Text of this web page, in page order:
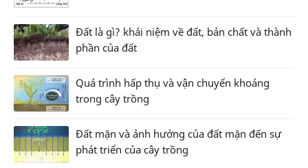
Đất là gì? khái niệm về đất, bản chất và thành
phần của đất
Quá trình hấp thụ và vận chuyển khoáng
trong cây trồng
Đất mặn và ảnh hưởng của đất mặn đến sự
phát triển của cây trồng